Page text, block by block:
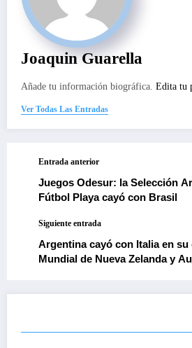
Joaquin Guarella
Añade tu información biográfica. Edita tu
Ver Todas Las Entradas
Entrada anterior
Juegos Odesur: la Selección
Fútbol Playa cayó con Brasil
Siguiente entrada
Argentina cayó con Italia en su
Mundial de Nueva Zelanda y